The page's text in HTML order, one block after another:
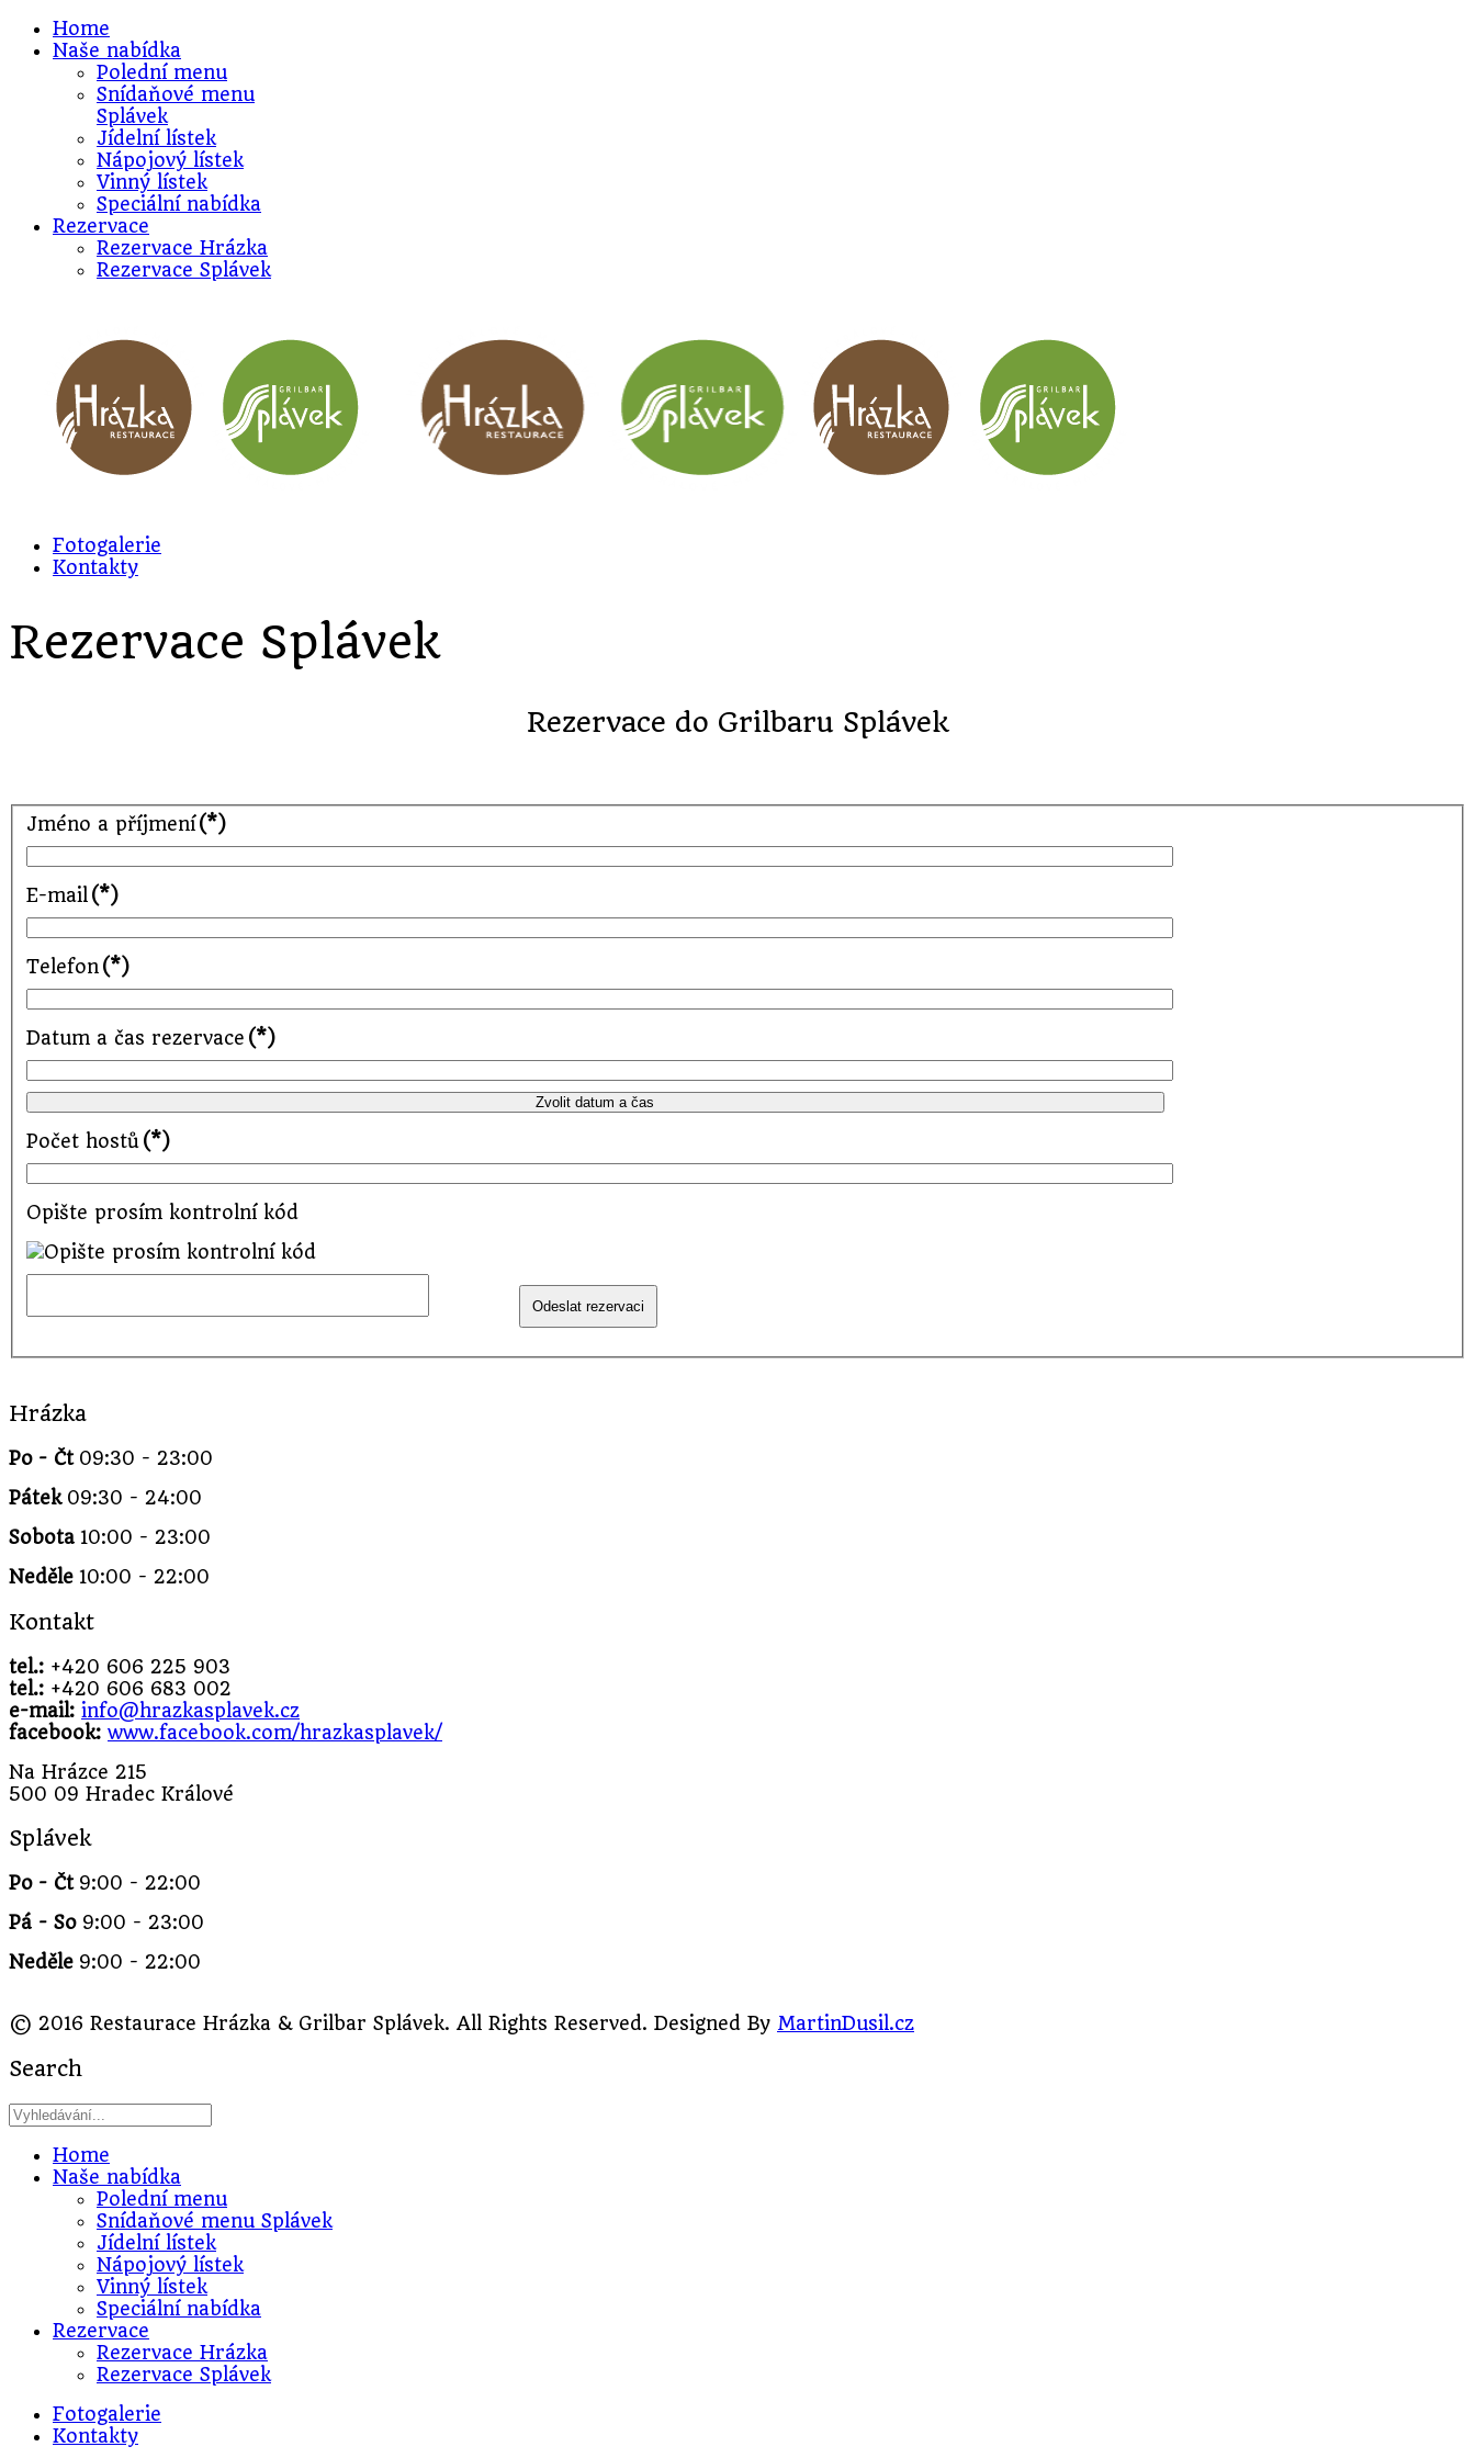
Home
Naše nabídka
Polední menu
Snídaňové menu
Splávek
Jídelní lístek
Nápojový lístek
Vinný lístek
Speciální nabídka
Rezervace
Rezervace Hrázka
Rezervace Splávek
Fotogalerie
Kontakty
Rezervace Splávek
Rezervace do Grilbaru Splávek
Jméno a příjmení (*)
E-mail (*)
Telefon (*)
Datum a čas rezervace (*)
Počet hostů (*)
Opište prosím kontrolní kód
Hrázka
Po - Čt09:30 - 23:00
Pátek09:30 - 24:00
Sobota 10:00 - 23:00
Neděle 10:00 - 22:00
Kontakt
tel.: +420 606 225 903
tel.: +420 606 683 002
e-mail: info@hrazkasplavek.cz
facebook: www.facebook.com/hrazkasplavek/
Na Hrázce 215
500 09 Hradec Králové
Splávek
Po - Čt9:00 - 22:00
Pá - So 9:00 - 23:00
Neděle 9:00 - 22:00
© 2016 Restaurace Hrázka & Grilbar Splávek. All Rights Reserved. Designed By MartinDusil.cz
Search
Home
Naše nabídka
Polední menu
Snídaňové menu Splávek
Jídelní lístek
Nápojový lístek
Vinný lístek
Speciální nabídka
Rezervace
Rezervace Hrázka
Rezervace Splávek
Fotogalerie
Kontakty